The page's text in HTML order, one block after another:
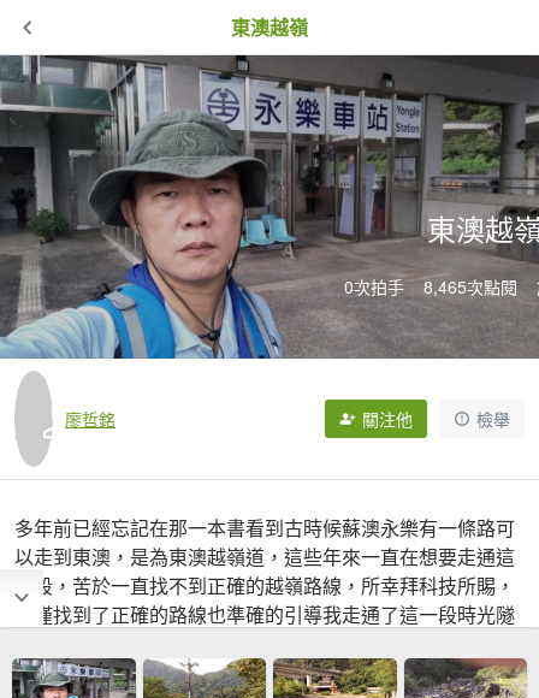
東澳越嶺
東澳越
0次拍手 8,465次點閱
廖哲銘 關注他 檢舉
多年前已經忘記在那一本書看到古時候蘇澳永樂有一條路可
以走到東澳，是為東澳越嶺道，這些年來一直在想要走通這
一段，苦於一直找不到正確的越嶺路線，所幸拜科技所賜，
不僅找到了正確的路線也準確的引導我走通了這一段時光隧